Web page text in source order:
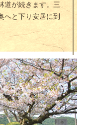
道が続きます。三
へと下り安居に到